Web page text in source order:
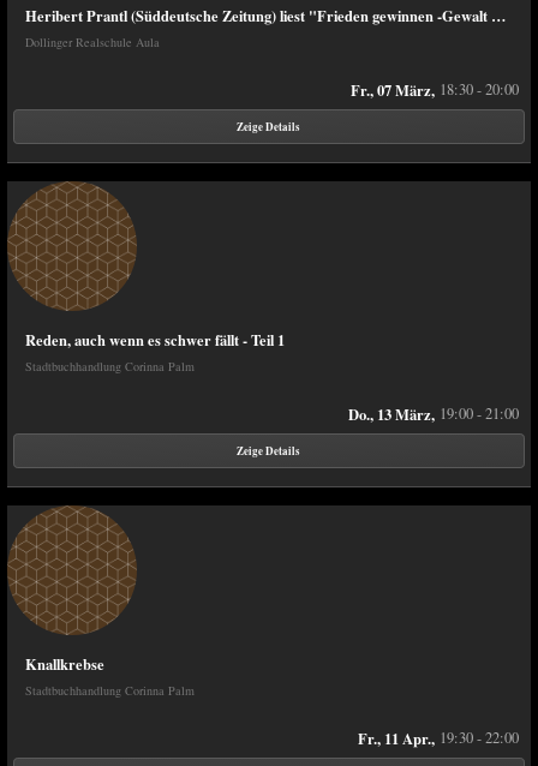
Heribert Prantl (Süddeutsche Zeitung) liest "Frieden gewinnen -Gewalt verlernen" DOLLINGER REALSCHULE
Dollinger Realschule Aula
Fr., 07 März, 18:30 - 20:00
Zeige Details
Reden, auch wenn es schwer fällt - Teil 1
Stadtbuchhandlung Corinna Palm
Do., 13 März, 19:00 - 21:00
Zeige Details
Knallkrebse
Stadtbuchhandlung Corinna Palm
Fr., 11 Apr., 19:30 - 22:00